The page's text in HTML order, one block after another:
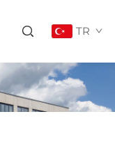
TR